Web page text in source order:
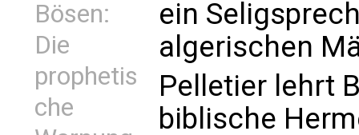
Bösen:
Die
prophetis
che
ein
algerischen
Pelletier lehrt
biblische